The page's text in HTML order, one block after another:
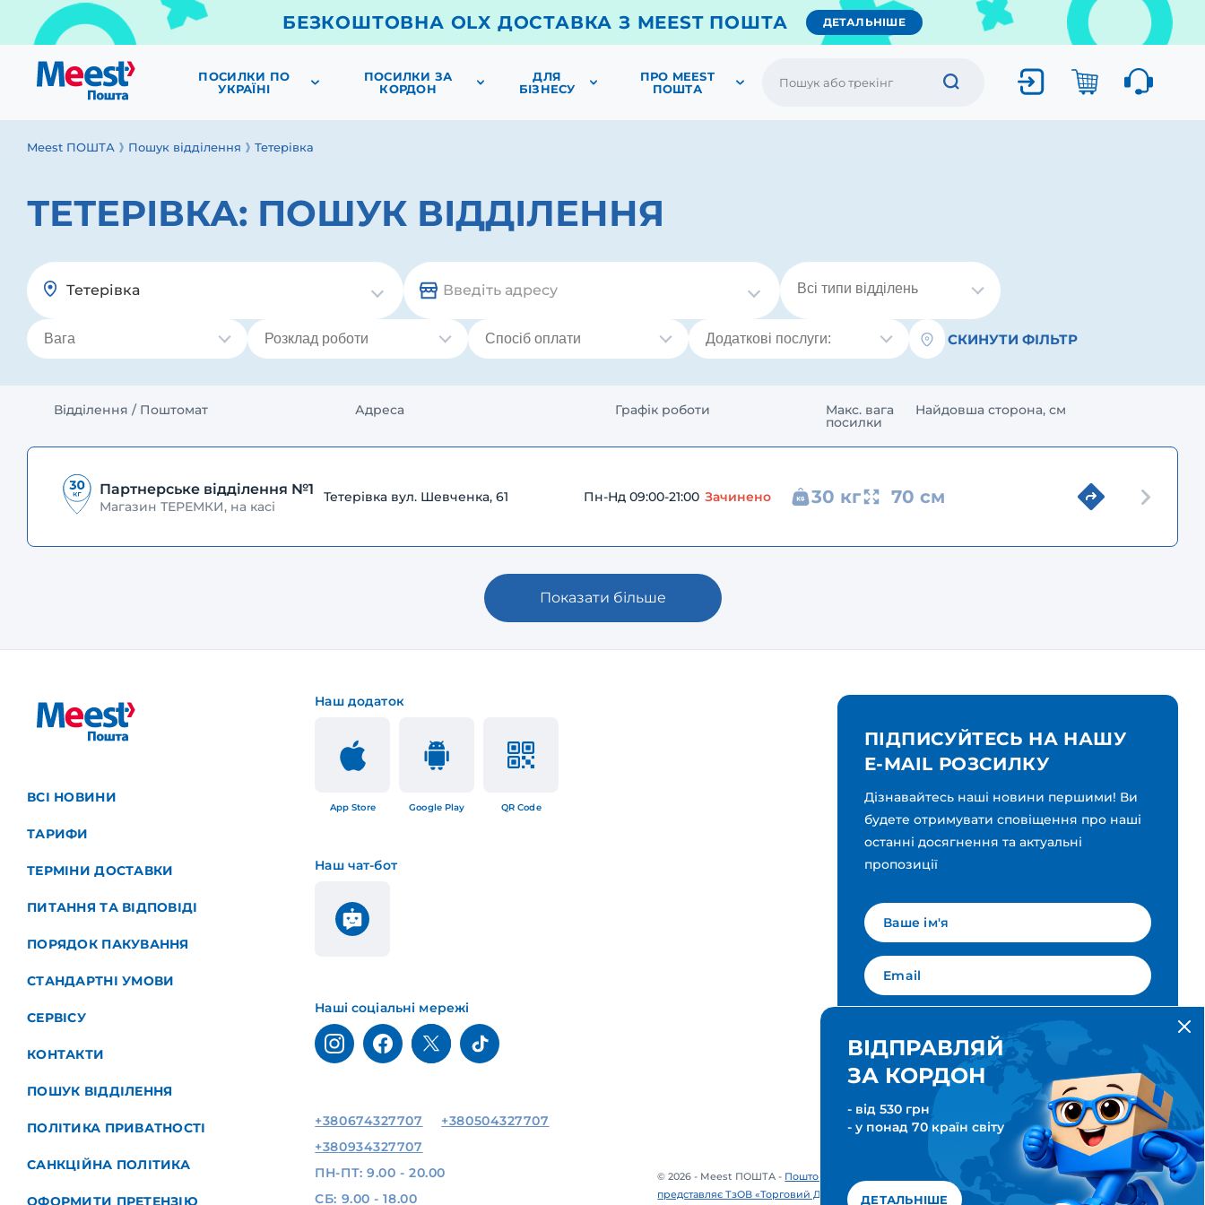
БЕЗКОШТОВНА OLX ДОСТАВКА З MEEST ПОШТА ДЕТАЛЬНІШЕ
ПОСИЛКИ ПО
УКРАЇНІ
ПОСИЛКИ ЗА
КОРДОН
ДЛЯ
БІЗНЕСУ
ПРО MEEST
ПОШТА
Meest ПОШТА Пошук відділення Тетерівка
ТЕТЕРІВКА: ПОШУК ВІДДІЛЕННЯ
Тетерівка Введіть адресу
СКИНУТИ ФІЛЬТР
Відділення / Поштомат Адреса Графік роботи Макс. вага
посилки
Найдовша сторона, см
Партнерське відділення №1
Магазин ТЕРЕМКИ, на касі
Тетерівка вул. Шевченка, 61 Пн-Нд 09:00-21:00 Зачинено 30 кг 70 см
Показати більше
ВСІ НОВИНИ
ТАРИФИ
ТЕРМІНИ ДОСТАВКИ
ПИТАННЯ ТА ВІДПОВІДІ
ПОРЯДОК ПАКУВАННЯ
СТАНДАРТНІ УМОВИ
СЕРВІСУ
КОНТАКТИ
ПОШУК ВІДДІЛЕННЯ
ПОЛІТИКА ПРИВАТНОСТІ
САНКЦІЙНА ПОЛІТИКА
ОФОРМИТИ ПРЕТЕНЗІЮ
Наш додаток
App Store Google Play QR Code
Наш чат-бот
Наші соціальні мережі
+380674327707
+380504327707
+380934327707
ПН-ПТ: 9.00 - 20.00
СБ: 9.00 - 18.00
ПІДПИСУЙТЕСЬ НА НАШУ
E-MAIL РОЗСИЛКУ
Дізнавайтесь наші новини першими! Ви
будете отримувати сповіщення про наші
останні досягнення та актуальні
пропозиції
Мова для вашої розсилки Українська
ПІДПИСАТИСЯ
© 2026 - Meest ПОШТА - Поштові & Транспортні послуги. Всі права захищені. Meest ПОШТА®
представляє ТзОВ «Торговий Дім «Міст Експрес».
ВІДПРАВЛЯЙ
ЗА КОРДОН
- від 530 грн
- у понад 70 країн світу
ДЕТАЛЬНІШЕ